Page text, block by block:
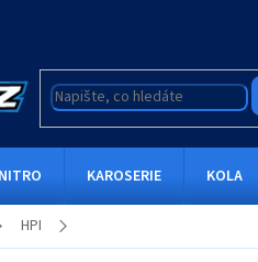
NITRO KAROSERIE KOLA
HPI